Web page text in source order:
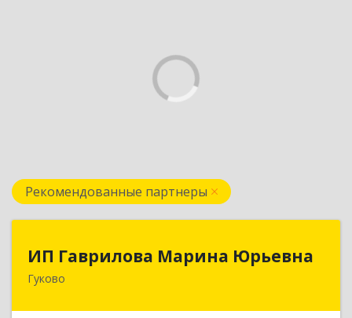
Рекомендованные партнеры
ИП Гаврилова Марина Юрьевна
Гуково